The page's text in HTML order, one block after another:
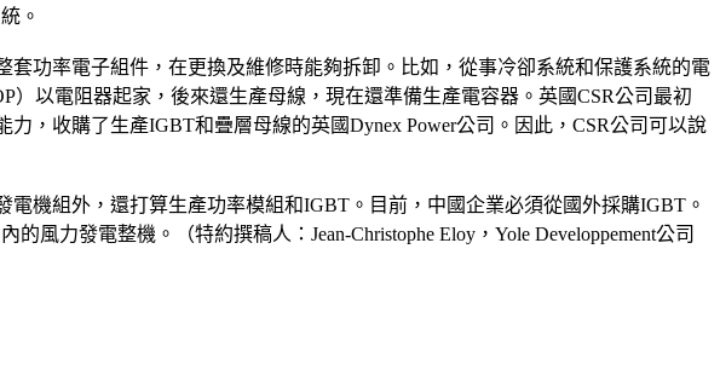
。
功率電子組件，在更換及維修時能夠拆卸。比如，從事冷卻系統和保護系統的電
以電阻器起家，後來還生產母線，現在還準備生產電容器。英國CSR公司最初
，收購了生產IGBT和疊層母線的英國Dynex Power公司。因此，CSR公司可以說
機組外，還打算生產功率模組和IGBT。目前，中國企業必須從國外採購IGBT。
力發電整機。（特約撰稿人：Jean-Christophe Eloy，Yole Developpement公司